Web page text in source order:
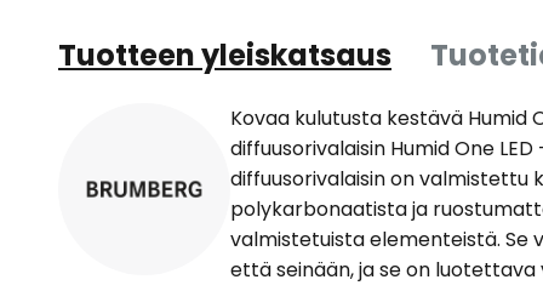
Tuotteen yleiskatsaus
Kovaa kulutusta kestävä Humid
diffuusorivalaisin Humid One
diffuusorivalaisin on valmistettu
polykarbonaatista ja
valmistetuista elementeistä. Se
että seinään, ja se on